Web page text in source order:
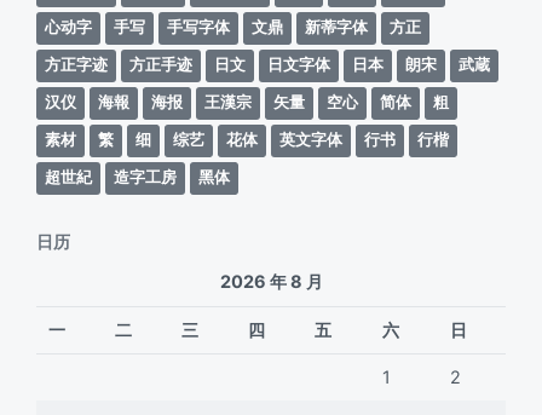
心动字
手写 手写字体 文鼎 新蒂字体
方正
方正字迹
方正手迹 日文 日文字体 日本 朗宋
武蔵
汉仪
海報 海报 王漢宗 矢量 空心 简体
粗
素材
繁 细 综艺 花体 英文字体 行书
行楷
超世紀
造字工房 黑体
日历
2026 年 8 月
一 二 三 四 五 六 日
1 2